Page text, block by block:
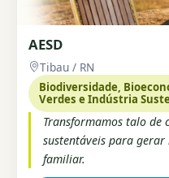
AESD
Tibau / RN
Biodiversidade,
Verdes e Indústria
Transformamos talo de
sustentáveis para
familiar.